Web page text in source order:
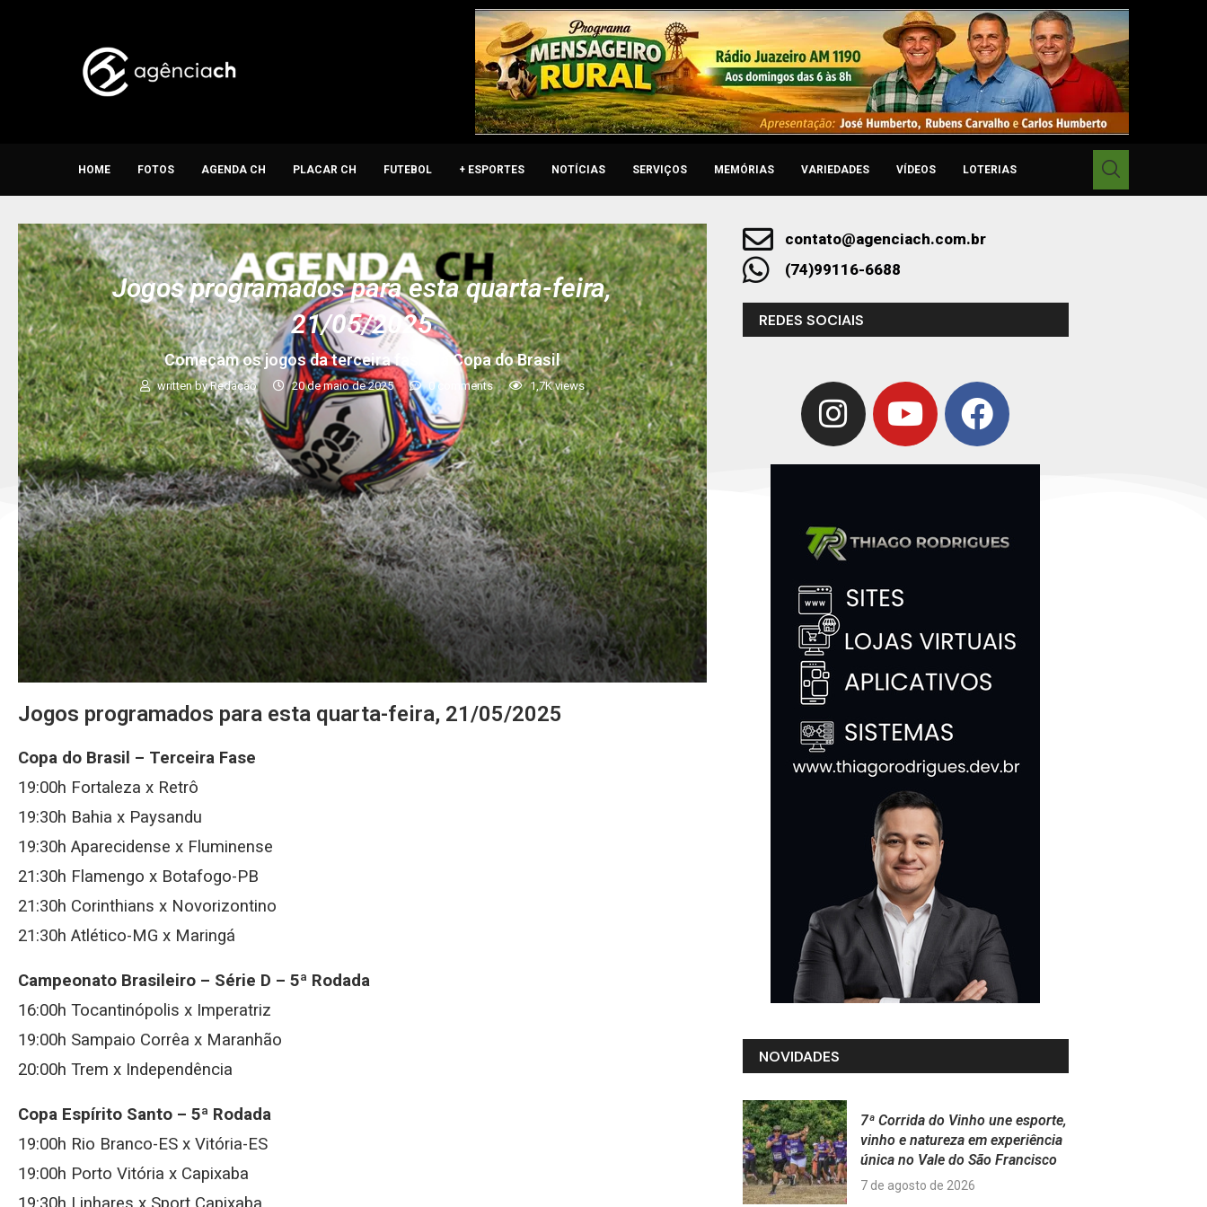
HOME FOTOS AGENDA CH PLACAR CH FUTEBOL + ESPORTES NOTÍCIAS SERVIÇOS MEMÓRIAS VARIEDADES VÍDEOS LOTERIAS
Jogos programados para esta quarta-feira,
21/05/2025
Começam os jogos da terceira fase da Copa do Brasil
written byRedação 20 de maio de 2025 0 comments 1,7Kviews
Jogos programados para esta quarta-feira, 21/05/2025
Copa do Brasil – Terceira Fase
19:00h Fortaleza x Retrô
19:30h Bahia x Paysandu
19:30h Aparecidense x Fluminense
21:30h Flamengo x Botafogo-PB
21:30h Corinthians x Novorizontino
21:30h Atlético-MG x Maringá
Campeonato Brasileiro – Série D – 5ª Rodada
16:00h Tocantinópolis x Imperatriz
19:00h Sampaio Corrêa x Maranhão
20:00h Trem x Independência
Copa Espírito Santo – 5ª Rodada
19:00h Rio Branco-ES x Vitória-ES
19:00h Porto Vitória x Capixaba
19:30h Linhares x Sport Capixaba
contato@agenciach.com.br
(74)99116-6688
REDES SOCIAIS
NOVIDADES
7ª Corrida do Vinho une esporte,
vinho e natureza em experiência
única no Vale do São Francisco
7 de agosto de 2026